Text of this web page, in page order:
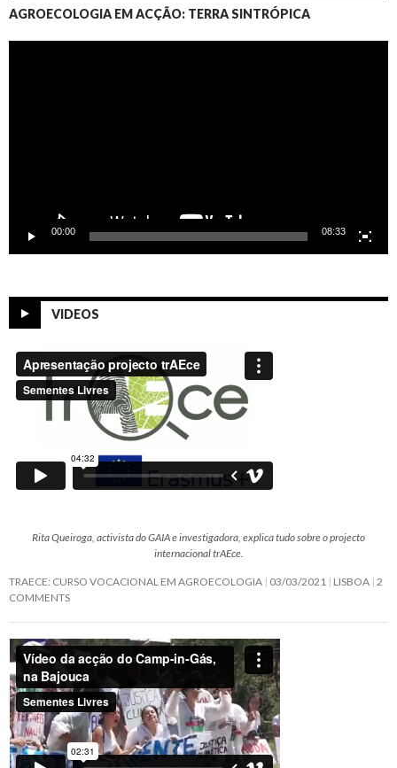
AGROECOLOGIA EM ACÇÃO: TERRA SINTRÓPICA
00:00 08:33
VIDEOS
Rita Queiroga, activista do GAIA e investigadora, explica tudo sobre o projecto
internacional trAEce.
TRAECE: CURSO VOCACIONAL EM AGROECOLOGIA 03/03/2021 LISBOA 2
COMMENTS